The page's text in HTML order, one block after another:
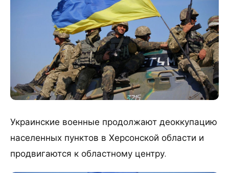
Украинские военные продолжают деоккупацию
населенных пунктов в Херсонской области и
продвигаются к областному центру.